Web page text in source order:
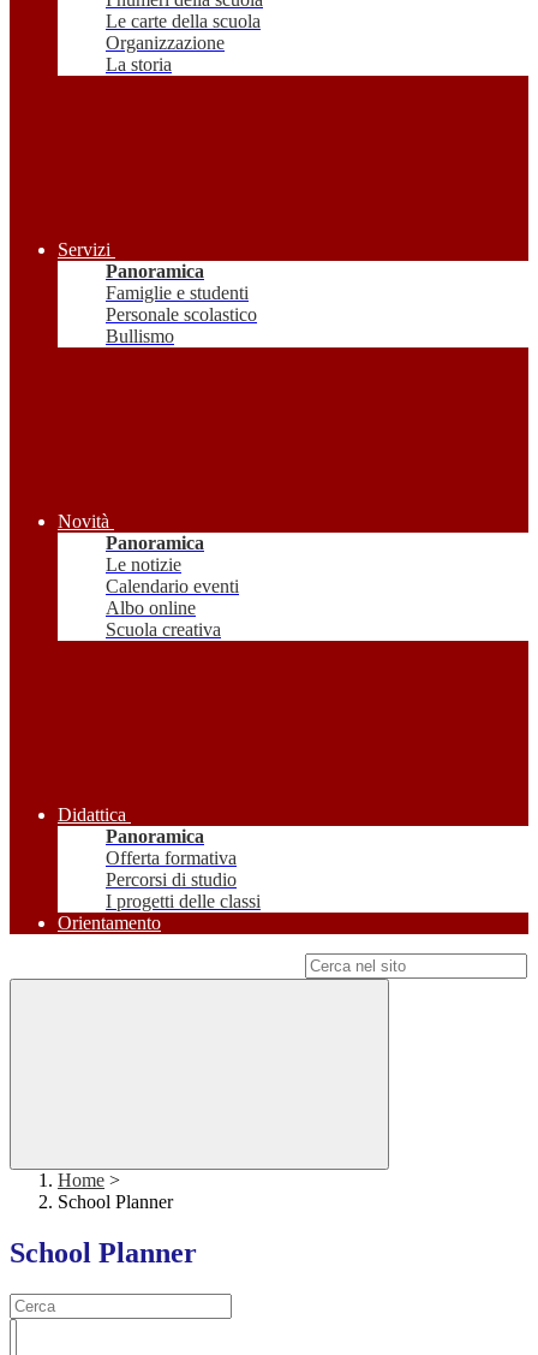
Le carte della scuola
Organizzazione
La storia
Servizi
Panoramica
Famiglie e studenti
Personale scolastico
Bullismo
Novità
Panoramica
Le notizie
Calendario eventi
Albo online
Scuola creativa
Didattica
Panoramica
Offerta formativa
Percorsi di studio
I progetti delle classi
Orientamento
Home >
School Planner
School Planner